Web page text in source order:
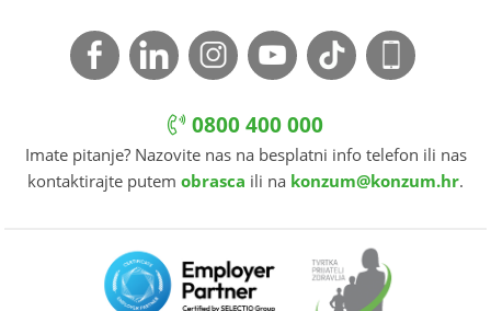
0800 400 000
Imate pitanje? Nazovite nas na besplatni info telefon ili nas
kontaktirajte putem obrasca ili na konzum@konzum.hr.